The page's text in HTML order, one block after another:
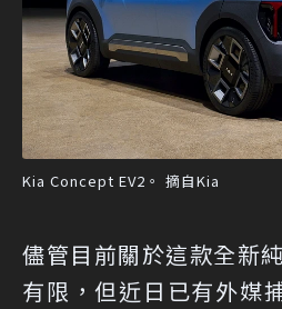
Kia Concept EV2。 摘自Kia
儘管目前關於這款全新
有限，但近日已有外媒